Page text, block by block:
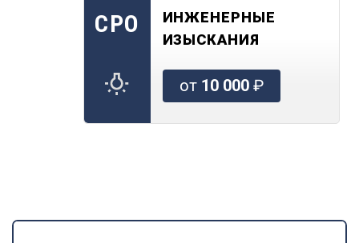
СРО
ИНЖЕНЕРНЫЕ
ИЗЫСКАНИЯ
от 10 000₽